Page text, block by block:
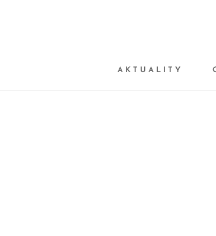
AKTUALITY